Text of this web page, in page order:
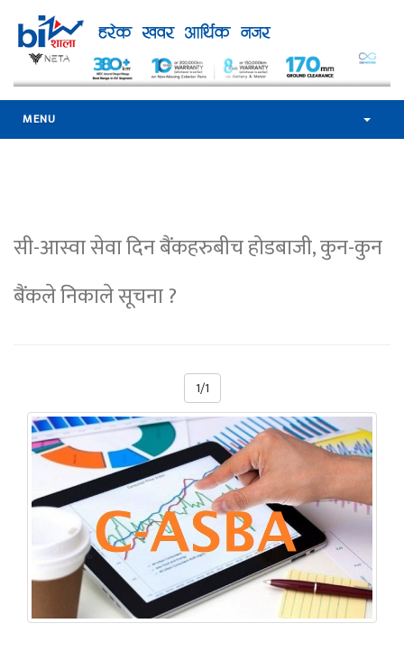
MENU
सी-आस्वा सेवा दिन बैंकहरुबीच होडबाजी, कुन-कुन
बैंकले निकाले सूचना ?
1/1